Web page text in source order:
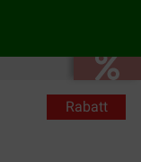
Rabatt